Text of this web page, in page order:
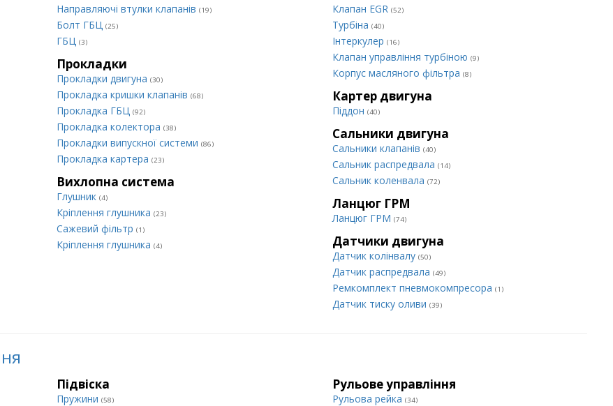
Направляючі втулки клапанів (19)
Болт ГБЦ (25)
ГБЦ (3)
Клапан EGR (52)
Турбіна (40)
Інтеркулер (16)
Клапан управління турбіною (9)
Корпус масляного фільтра (8)
Прокладки
Прокладки двигуна (30)
Прокладка кришки клапанів (68)
Прокладка ГБЦ (92)
Прокладка колектора (38)
Прокладки випускної системи (86)
Прокладка картера (23)
Картер двигуна
Піддон (40)
Сальники двигуна
Сальники клапанів (40)
Сальник распредвала (14)
Сальник коленвала (72)
Вихлопна система
Глушник (4)
Кріплення глушника (23)
Сажевий фільтр (1)
Кріплення глушника (4)
Ланцюг ГРМ
Ланцюг ГРМ (74)
Датчики двигуна
Датчик колінвалу (50)
Датчик распредвала (49)
Ремкомплект пневмокомпресора (1)
Датчик тиску оливи (39)
Підвіска
Пружини (58)
Рульове управління
Рульова рейка (34)